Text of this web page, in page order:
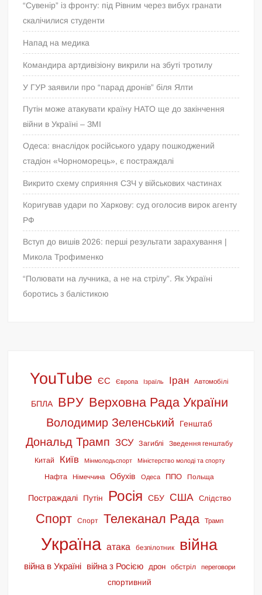
“Сувенір” із фронту: під Рівним через вибух гранати
скалічилися студенти
Напад на медика
Командира артдивізіону викрили на збуті тротилу
У ГУР заявили про “парад дронів” біля Ялти
Путін може атакувати країну НАТО ще до закінчення
війни в Україні – ЗМІ
Одеса: внаслідок російського удару пошкоджений
стадіон «Чорноморець», є постраждалі
Викрито схему сприяння СЗЧ у військових частинах
Коригував удари по Харкову: суд оголосив вирок агенту
РФ
Вступ до вишів 2026: перші результати зарахування |
Микола Трофименко
“Полювати на лучника, а не на стрілу”. Як Україні
боротись з балістикою
YouTube ЄС Європа Ізраїль Іран Автомобілі
БПЛА ВРУ Верховна Рада України
Володимир Зеленський Генштаб
Дональд Трамп ЗСУ Загиблі Зведення генштабу
Китай Київ Мінмолодьспорт Міністерство молоді та спорту
Нафта Німеччина Обухів Одеса ППО Польща
Постраждалі Путін Росія СБУ США Слідство
Спорт Спорт Телеканал Рада Трамп
Україна атака безпілотник війна
війна в Україні війна з Росією дрон обстріл переговори
спортивний